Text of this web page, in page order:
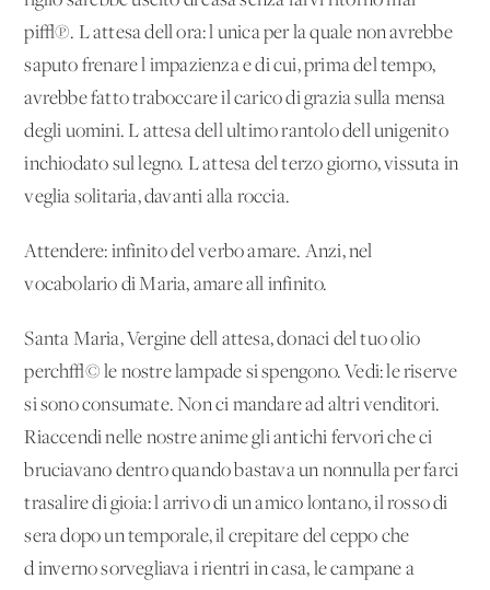
pi√π. L'attesa dell'ora: l'unica per la quale non avrebbe
saputo frenare l'impazienza e di cui, prima del tempo,
avrebbe fatto traboccare il carico di grazia sulla mensa
degli uomini. L'attesa dell'ultimo rantolo dell'unigenito
inchiodato sul legno. L'attesa del terzo giorno, vissuta in
veglia solitaria, davanti alla roccia.
Attendere: infinito del verbo amare. Anzi, nel
vocabolario di Maria, amare all'infinito.
Santa Maria, Vergine dell'attesa, donaci del tuo olio
perch√© le nostre lampade si spengono. Vedi: le riserve
si sono consumate. Non ci mandare ad altri venditori.
Riaccendi nelle nostre anime gli antichi fervori che ci
bruciavano dentro quando bastava un nonnulla per farci
trasalire di gioia: l'arrivo di un amico lontano, il rosso di
sera dopo un temporale, il crepitare del ceppo che
d'inverno sorvegliava i rientri in casa, le campane a